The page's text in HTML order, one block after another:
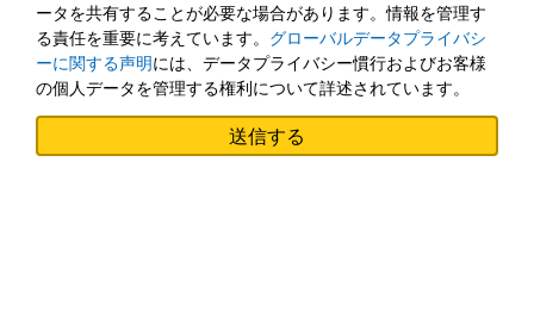
ータを共有することが必要な場合があります。情報を管理す
る責任を重要に考えています。 グローバルデータプライバシ
ーに関する声明には、データプライバシー慣行およびお客様
の個人データを管理する権利について詳述されています。